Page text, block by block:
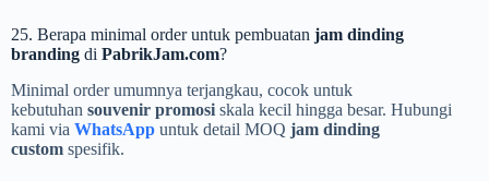
25. Berapa minimal order untuk pembuatan jam dinding
branding di PabrikJam.com?
Minimal order umumnya terjangkau, cocok untuk
kebutuhan souvenir promosi skala kecil hingga besar. Hubungi
kami via WhatsApp untuk detail MOQ jam dinding
custom spesifik.